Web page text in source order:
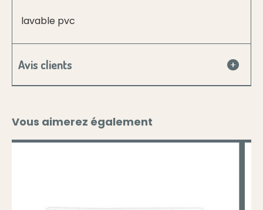
lavable pvc
Avis clients
Vous aimerez également